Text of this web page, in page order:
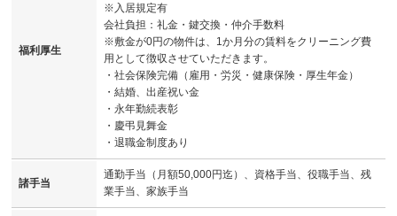
福利厚生
※入居規定有
会社負担：礼金・鍵交換・仲介手数料
※敷金が0円の物件は、1か月分の賃料をクリーニング費
用として徴収させていただきます。
・社会保険完備（雇用・労災・健康保険・厚生年金）
・結婚、出産祝い金
・永年勤続表彰
・慶弔見舞金
・退職金制度あり
諸手当
通勤手当（月額50,000円迄）、資格手当、役職手当、残
業手当、家族手当